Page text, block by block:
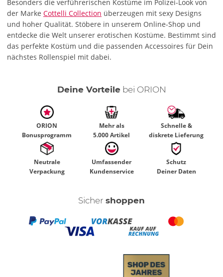
Besonders die verführerischen Kostüme im Polizei-Look von
der Marke Cottelli Collection überzeugen mit sexy Designs
und hoher Qualität. Stöbere in unserem Online-Shop und
entdecke die Welt unserer erotischen Kostüme. Bestimmt sind
das perfekte Kostüm und die passenden Accessoires für Dein
nächstes Rollenspiel mit dabei.
Deine Vorteilebei ORION
ORION
Bonusprogramm
Mehr als
5.000 Artikel
Schnelle &
diskrete Lieferung
Neutrale
Verpackung
Umfassender
Kundenservice
Schutz
Deiner Daten
Sicher shoppen